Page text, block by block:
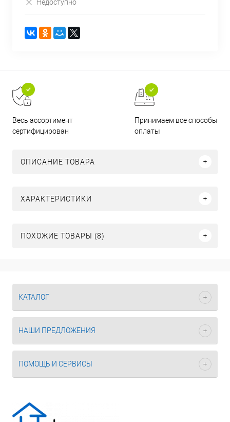
Недоступно
Весь ассортимент
сертифицирован
Принимаем все способы
оплаты
ОПИСАНИЕ ТОВАРА
ХАРАКТЕРИСТИКИ
ПОХОЖИЕ ТОВАРЫ (8)
КАТАЛОГ
НАШИ ПРЕДЛОЖЕНИЯ
ПОМОЩЬ И СЕРВИСЫ